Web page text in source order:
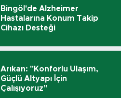
Bingöl'de Alzheimer
Hastalarına Konum Takip
Cihazı Desteği
Arıkan: "Konforlu Ulaşım,
Güçlü Altyapı İçin
Çalışıyoruz”